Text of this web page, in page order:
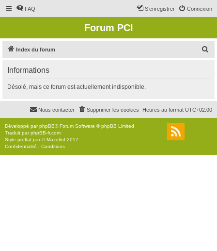
FAQ Connexion
S’enregistrer
Forum PCI
Index du forum
r
c
r
Informations
Désolé, mais ce forum est actuellement indisponible.
Heures au format UTC+02:00
Supprimer les cookies
Nous contacter
Développé parphpBB® Forum Software © phpBB Limited
Traduit parphpBB-fr.com
Style proflat par ©Mazeltof 2017
Confidentialité | Conditions